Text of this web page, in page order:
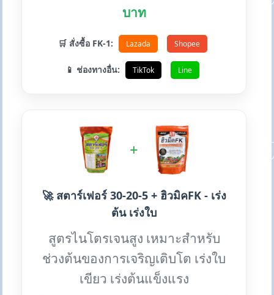
บาท
🛒 สั่งซื้อ FK-1: Lazada Shopee
📱 ช่องทางอื่น: TikTok Line
+
🚀 สตาร์เฟอร์ 30-20-5 + ฮิวมิคFK - เร่ง
ต้น เร่งใบ
สูตรไนโตรเจนสูง เหมาะสำหรับ
ช่วงต้นของการเจริญเติบโต เร่งใบ
เขียว เร่งต้นแข็งแรง